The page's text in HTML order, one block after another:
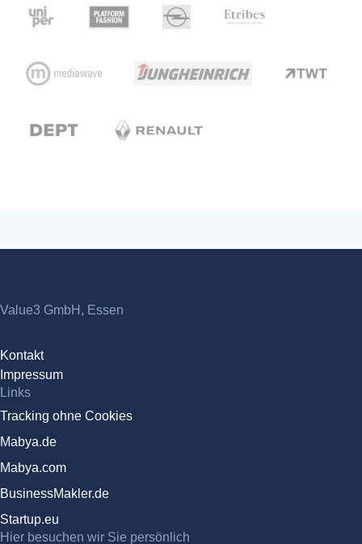
Value3 GmbH, Essen
Kontakt
Impressum
Links
Tracking ohne Cookies
Mabya.de
Mabya.com
BusinessMakler.de
Startup.eu
Hier besuchen wir Sie persönlich